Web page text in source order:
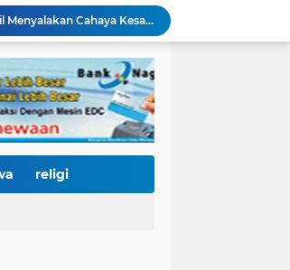
Di Balik Gemerlap Telong-Telong, RS M. Djamil Menyalakan Cahaya Kesadaran Kesehatan untuk Warga Padang
Pascabanjir, PUPR Kota Padang Gerak Cepat Pulihkan Irigasi Pertanian di Kuranji dan Pauh, Pasokan Air Sawah Jadi Prioritas
Padang Utara Tampilkan Kearifan Lokal di Festival Telong-Telong, Tradisi Malamang dan Potensi Seafood Curi Perhatian Ribuan Pengunjung
HJK Padang ke-357 Berubah Jadi Gerakan Kemanusiaan, Pemko Hadirkan "Road to Gastronomy Charity" untuk Bantu Korban Banjir
Dua Perwira Polresta Banda Aceh Dikabarkan Diamankan Mabes Polri, Dugaan Narkoba hingga Penyalahgunaan Wewenang Masih Menunggu Kepastian
Kurnia Nugraha Raih Indonesia Public Relations Top Leader 2026, Bukti Komitmen JNE Bangun Bisnis Berkelanjutan Lewat Komunikasi Berdampak
International Symposium Kota Tua Padang Gaungkan Kolaborasi Dunia, Fadly Amran Ajak Selamatkan Batang Arau dan Wujudkan Pariwisata Berkelanjutan
religi